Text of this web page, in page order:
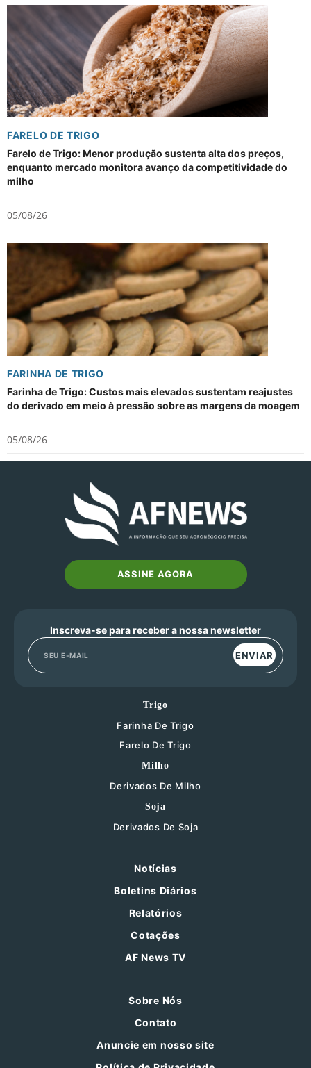
FARELO DE TRIGO
Farelo de Trigo: Menor produção sustenta alta dos preços,
enquanto mercado monitora avanço da competitividade do
milho
05/08/26
FARINHA DE TRIGO
Farinha de Trigo: Custos mais elevados sustentam reajustes
do derivado em meio à pressão sobre as margens da moagem
05/08/26
ASSINE AGORA
Inscreva-se para receber a nossa newsletter
ENVIAR
Trigo
Farinha De Trigo
Farelo De Trigo
Milho
Derivados De Milho
Soja
Derivados De Soja
Notícias
Boletins Diários
Relatórios
Cotações
AF News TV
Sobre Nós
Contato
Anuncie em nosso site